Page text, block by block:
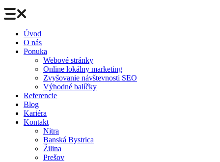
Úvod
O nás
Ponuka
Webové stránky
Online lokálny marketing
Zvyšovanie návštevnosti SEO
Výhodné balíčky
Referencie
Blog
Kariéra
Kontakt
Nitra
Banská Bystrica
Žilina
Prešov